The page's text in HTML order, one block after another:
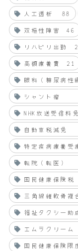
人工透析
88
双極性障害
46
リハビリ出勤
高額療養費
21
眼科（糖尿病性
シャント瘤
NHK放送受信料
自動車税減免
特定疾病療養受
転院（転医）
国民健康保険税
三角線維軟骨複
福祉タクシー助
エムラクリーム
国民健康保険限